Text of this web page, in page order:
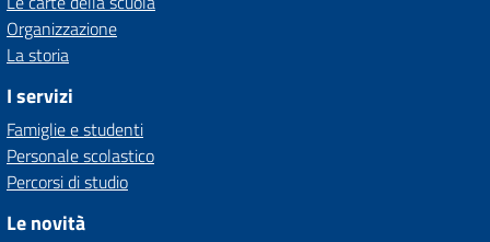
Organizzazione
La storia
I servizi
Famiglie e studenti
Personale scolastico
Percorsi di studio
Le novità